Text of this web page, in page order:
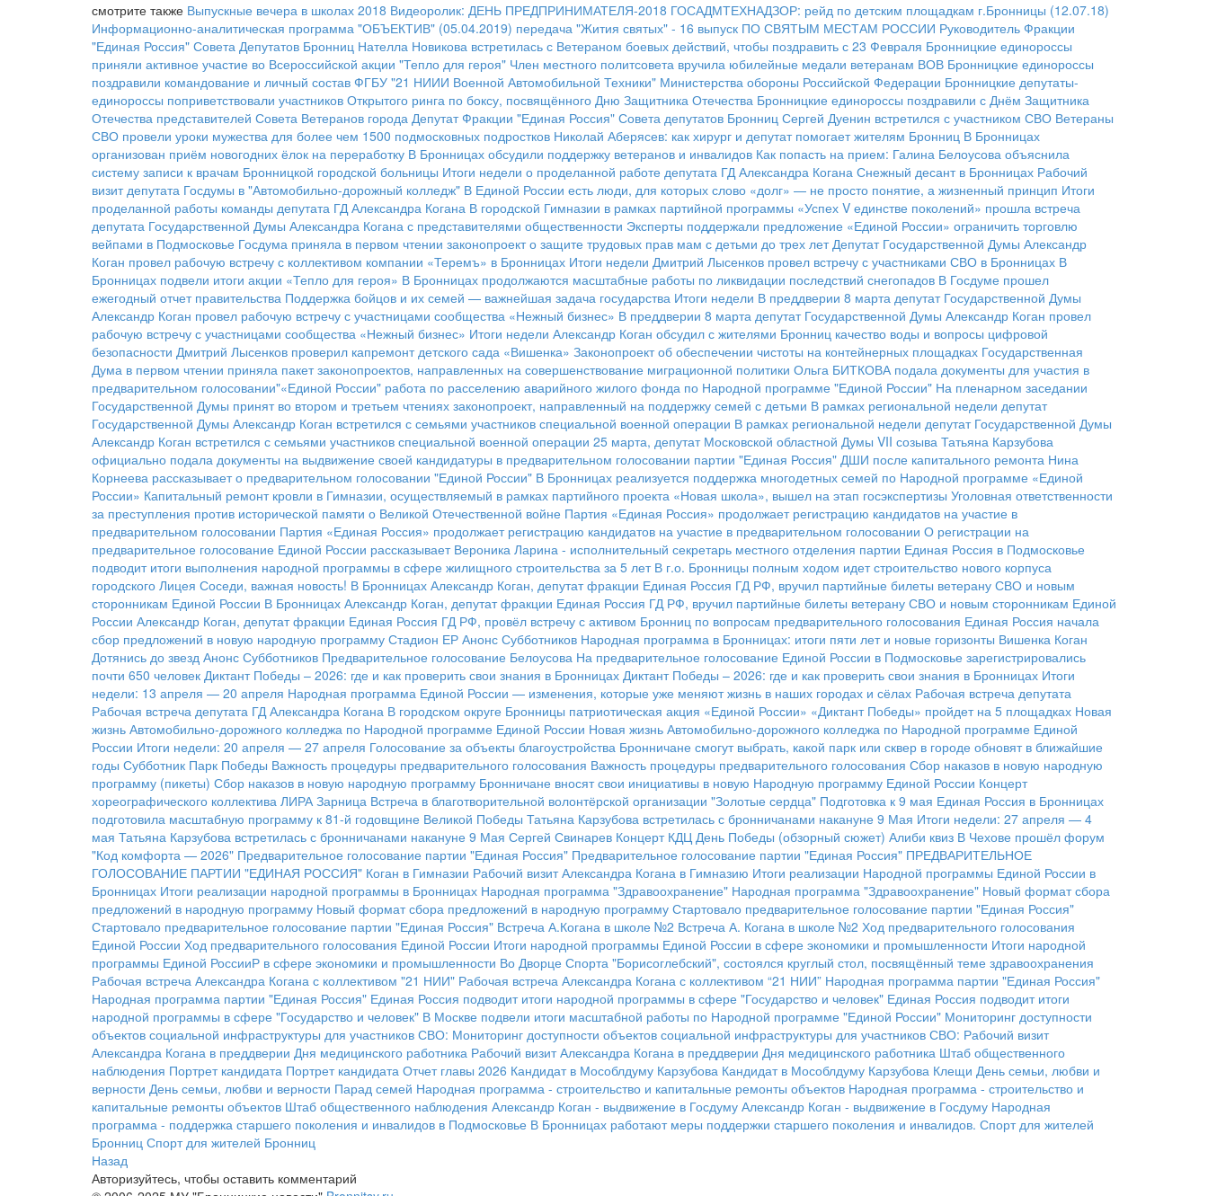
смотрите также Выпускные вечера в школах 2018 Видеоролик: ДЕНЬ ПРЕДПРИНИМАТЕЛЯ-2018 ГОСАДМТЕХНАДЗОР: рейд по детским площадкам г.Бронницы (12.07.18)
Информационно-аналитическая программа "ОБЪЕКТИВ" (05.04.2019) передача "Жития святых" - 16 выпуск ПО СВЯТЫМ МЕСТАМ РОССИИ Руководитель Фракции
"Единая Россия" Совета Депутатов Бронниц Нателла Новикова встретилась с Ветераном боевых действий, чтобы поздравить с 23 Февраля Бронницкие единороссы
приняли активное участие во Всероссийской акции "Тепло для героя" Член местного политсовета вручила юбилейные медали ветеранам ВОВ Бронницкие единороссы
поздравили командование и личный состав ФГБУ "21 НИИИ Военной Автомобильной Техники" Министерства обороны Российской Федерации Бронницкие депутаты-
единороссы поприветствовали участников Открытого ринга по боксу, посвящённого Дню Защитника Отечества Бронницкие единороссы поздравили с Днём Защитника
Отечества представителей Совета Ветеранов города Депутат Фракции "Единая Россия" Совета депутатов Бронниц Сергей Дуенин встретился с участником СВО Ветераны
СВО провели уроки мужества для более чем 1500 подмосковных подростков Николай Аберясев: как хирург и депутат помогает жителям Бронниц В Бронницах
организован приём новогодних ёлок на переработку В Бронницах обсудили поддержку ветеранов и инвалидов Как попасть на прием: Галина Белоусова объяснила
систему записи к врачам Бронницкой городской больницы Итоги недели о проделанной работе депутата ГД Александра Когана Снежный десант в Бронницах Рабочий
визит депутата Госдумы в "Автомобильно-дорожный колледж" В Единой России есть люди, для которых слово «долг» — не просто понятие, а жизненный принцип Итоги
проделанной работы команды депутата ГД Александра Когана В городской Гимназии в рамках партийной программы «Успех V единстве поколений» прошла встреча
депутата Государственной Думы Александра Когана с представителями общественности Эксперты поддержали предложение «Единой России» ограничить торговлю
вейпами в Подмосковье Госдума приняла в первом чтении законопроект о защите трудовых прав мам с детьми до трех лет Депутат Государственной Думы Александр
Коган провел рабочую встречу с коллективом компании «Теремъ» в Бронницах Итоги недели Дмитрий Лысенков провел встречу с участниками СВО в Бронницах В
Бронницах подвели итоги акции «Тепло для героя» В Бронницах продолжаются масштабные работы по ликвидации последствий снегопадов В Госдуме прошел
ежегодный отчет правительства Поддержка бойцов и их семей — важнейшая задача государства Итоги недели В преддверии 8 марта депутат Государственной Думы
Александр Коган провел рабочую встречу с участницами сообщества «Нежный бизнес» В преддверии 8 марта депутат Государственной Думы Александр Коган провел
рабочую встречу с участницами сообщества «Нежный бизнес» Итоги недели Александр Коган обсудил с жителями Бронниц качество воды и вопросы цифровой
безопасности Дмитрий Лысенков проверил капремонт детского сада «Вишенка» Законопроект об обеспечении чистоты на контейнерных площадках Государственная
Дума в первом чтении приняла пакет законопроектов, направленных на совершенствование миграционной политики Ольга БИТКОВА подала документы для участия в
предварительном голосовании"«Единой России" работа по расселению аварийного жилого фонда по Народной программе "Единой России" На пленарном заседании
Государственной Думы принят во втором и третьем чтениях законопроект, направленный на поддержку семей с детьми В рамках региональной недели депутат
Государственной Думы Александр Коган встретился с семьями участников специальной военной операции В рамках региональной недели депутат Государственной Думы
Александр Коган встретился с семьями участников специальной военной операции 25 марта, депутат Московской областной Думы VII созыва Татьяна Карзубова
официально подала документы на выдвижение своей кандидатуры в предварительном голосовании партии "Единая Россия" ДШИ после капитального ремонта Нина
Корнеева рассказывает о предварительном голосовании "Единой России" В Бронницах реализуется поддержка многодетных семей по Народной программе «Единой
России» Капитальный ремонт кровли в Гимназии, осуществляемый в рамках партийного проекта «Новая школа», вышел на этап госэкспертизы Уголовная ответственности
за преступления против исторической памяти о Великой Отечественной войне Партия «Единая Россия» продолжает регистрацию кандидатов на участие в
предварительном голосовании Партия «Единая Россия» продолжает регистрацию кандидатов на участие в предварительном голосовании О регистрации на
предварительное голосование Единой России рассказывает Вероника Ларина - исполнительный секретарь местного отделения партии Единая Россия в Подмосковье
подводит итоги выполнения народной программы в сфере жилищного строительства за 5 лет В г.о. Бронницы полным ходом идет строительство нового корпуса
городского Лицея Соседи, важная новость! В Бронницах Александр Коган, депутат фракции Единая Россия ГД РФ, вручил партийные билеты ветерану СВО и новым
сторонникам Единой России В Бронницах Александр Коган, депутат фракции Единая Россия ГД РФ, вручил партийные билеты ветерану СВО и новым сторонникам Единой
России Александр Коган, депутат фракции Единая Россия ГД РФ, провёл встречу с активом Бронниц по вопросам предварительного голосования Единая Россия начала
сбор предложений в новую народную программу Стадион ЕР Анонс Субботников Народная программа в Бронницах: итоги пяти лет и новые горизонты Вишенка Коган
Дотянись до звезд Анонс Субботников Предварительное голосование Белоусова На предварительное голосование Единой России в Подмосковье зарегистрировались
почти 650 человек Диктант Победы – 2026: где и как проверить свои знания в Бронницах Диктант Победы – 2026: где и как проверить свои знания в Бронницах Итоги
недели: 13 апреля — 20 апреля Народная программа Единой России — изменения, которые уже меняют жизнь в наших городах и сёлах Рабочая встреча депутата
Рабочая встреча депутата ГД Александра Когана В городском округе Бронницы патриотическая акция «Единой России» «Диктант Победы» пройдет на 5 площадках Новая
жизнь Автомобильно-дорожного колледжа по Народной программе Единой России Новая жизнь Автомобильно-дорожного колледжа по Народной программе Единой
России Итоги недели: 20 апреля — 27 апреля Голосование за объекты благоустройства Бронничане смогут выбрать, какой парк или сквер в городе обновят в ближайшие
годы Субботник Парк Победы Важность процедуры предварительного голосования Важность процедуры предварительного голосования Сбор наказов в новую народную
программу (пикеты) Сбор наказов в новую народную программу Бронничане вносят свои инициативы в новую Народную программу Единой России Концерт
хореографического коллектива ЛИРА Зарница Встреча в благотворительной волонтёрской организации "Золотые сердца" Подготовка к 9 мая Единая Россия в Бронницах
подготовила масштабную программу к 81-й годовщине Великой Победы Татьяна Карзубова встретилась с бронничанами накануне 9 Мая Итоги недели: 27 апреля — 4
мая Татьяна Карзубова встретилась с бронничанами накануне 9 Мая Сергей Свинарев Концерт КДЦ День Победы (обзорный сюжет) Алиби квиз В Чехове прошёл форум
"Код комфорта — 2026" Предварительное голосование партии "Единая Россия" Предварительное голосование партии "Единая Россия" ПРЕДВАРИТЕЛЬНОЕ
ГОЛОСОВАНИЕ ПАРТИИ "ЕДИНАЯ РОССИЯ" Коган в Гимназии Рабочий визит Александра Когана в Гимназию Итоги реализации Народной программы Единой России в
Бронницах Итоги реализации народной программы в Бронницах Народная программа "Здравоохранение" Народная программа "Здравоохранение" Новый формат сбора
предложений в народную программу Новый формат сбора предложений в народную программу Стартовало предварительное голосование партии "Единая Россия"
Стартовало предварительное голосование партии "Единая Россия" Встреча А.Когана в школе №2 Встреча А. Когана в школе №2 Ход предварительного голосования
Единой России Ход предварительного голосования Единой России Итоги народной программы Единой России в сфере экономики и промышленности Итоги народной
программы Единой РоссииР в сфере экономики и промышленности Во Дворце Спорта "Борисоглебский", состоялся круглый стол, посвящённый теме здравоохранения
Рабочая встреча Александра Когана с коллективом "21 НИИ" Рабочая встреча Александра Когана с коллективом “21 НИИ” Народная программа партии "Единая Россия"
Народная программа партии "Единая Россия" Единая Россия подводит итоги народной программы в сфере "Государство и человек" Единая Россия подводит итоги
народной программы в сфере "Государство и человек" В Москве подвели итоги масштабной работы по Народной программе "Единой России" Мониторинг доступности
объектов социальной инфраструктуры для участников СВО: Мониторинг доступности объектов социальной инфраструктуры для участников СВО: Рабочий визит
Александра Когана в преддверии Дня медицинского работника Рабочий визит Александра Когана в преддверии Дня медицинского работника Штаб общественного
наблюдения Портрет кандидата Портрет кандидата Отчет главы 2026 Кандидат в Мособлдуму Карзубова Кандидат в Мособлдуму Карзубова Клещи День семьи, любви и
верности День семьи, любви и верности Парад семей Народная программа - строительство и капитальные ремонты объектов Народная программа - строительство и
капитальные ремонты объектов Штаб общественного наблюдения Александр Коган - выдвижение в Госдуму Александр Коган - выдвижение в Госдуму Народная
программа - поддержка старшего поколения и инвалидов в Подмосковье В Бронницах работают меры поддержки старшего поколения и инвалидов. Спорт для жителей
Бронниц Спорт для жителей Бронниц
Назад
Авторизуйтесь, чтобы оставить комментарий